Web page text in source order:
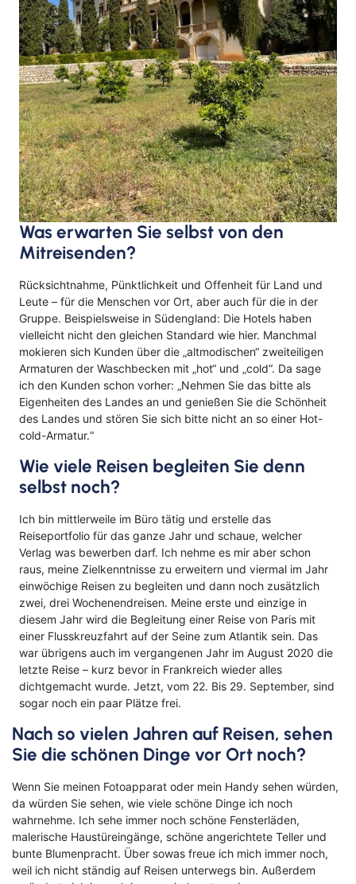
Was erwarten Sie selbst von den
Mitreisenden?
Rücksichtnahme, Pünktlichkeit und Offenheit für Land und
Leute – für die Menschen vor Ort, aber auch für die in der
Gruppe. Beispielsweise in Südengland: Die Hotels haben
vielleicht nicht den gleichen Standard wie hier. Manchmal
mokieren sich Kunden über die „altmodischen“ zweiteiligen
Armaturen der Waschbecken mit „hot“ und „cold“. Da sage
ich den Kunden schon vorher: „Nehmen Sie das bitte als
Eigenheiten des Landes an und genießen Sie die Schönheit
des Landes und stören Sie sich bitte nicht an so einer Hot-
cold-Armatur.“
Wie viele Reisen begleiten Sie denn
selbst noch?
Ich bin mittlerweile im Büro tätig und erstelle das
Reiseportfolio für das ganze Jahr und schaue, welcher
Verlag was bewerben darf. Ich nehme es mir aber schon
raus, meine Zielkenntnisse zu erweitern und viermal im Jahr
einwöchige Reisen zu begleiten und dann noch zusätzlich
zwei, drei Wochenendreisen. Meine erste und einzige in
diesem Jahr wird die Begleitung einer Reise von Paris mit
einer Flusskreuzfahrt auf der Seine zum Atlantik sein. Das
war übrigens auch im vergangenen Jahr im August 2020 die
letzte Reise – kurz bevor in Frankreich wieder alles
dichtgemacht wurde. Jetzt, vom 22. Bis 29. September, sind
sogar noch ein paar Plätze frei.
Nach so vielen Jahren auf Reisen, sehen
Sie die schönen Dinge vor Ort noch?
Wenn Sie meinen Fotoapparat oder mein Handy sehen würden,
da würden Sie sehen, wie viele schöne Dinge ich noch
wahrnehme. Ich sehe immer noch schöne Fensterläden,
malerische Haustüreingänge, schöne angerichtete Teller und
bunte Blumenpracht. Über sowas freue ich mich immer noch,
weil ich nicht ständig auf Reisen unterwegs bin. Außerdem